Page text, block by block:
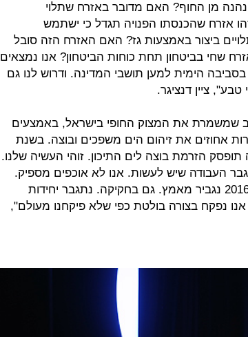
מן החוף? האם מדובר באזרח שתלוי
אזרח שהכנסתו הפנויה תגדל כי ישתמש
ביצור באמצעות גז? האם האזרח הזה סובל
שחי בביטחון תחת כוחות הביטחון? אנו נמצאים
הימית למען תושבי המדינה. ודרוש לנו גם
ציין דנציגר.
שמשמרת את המצוק החופי בישראל, באמצעים
אחוזים את זיהום הים משפכים ובוצה. בשנת
תופסק הזרמת בוצה לים התיכון. זוהי העשיה שלנו.
העבודה שיש לעשות. אנו לא אוכפים מספיק.
אנו לא עושים מספיק. אך בשנת 2016 נגביר מאמץ. גם בחקיקה. נתגבר יחידות
נפקח בצורה בולטת כפי שלא פיקחנו מעולם",